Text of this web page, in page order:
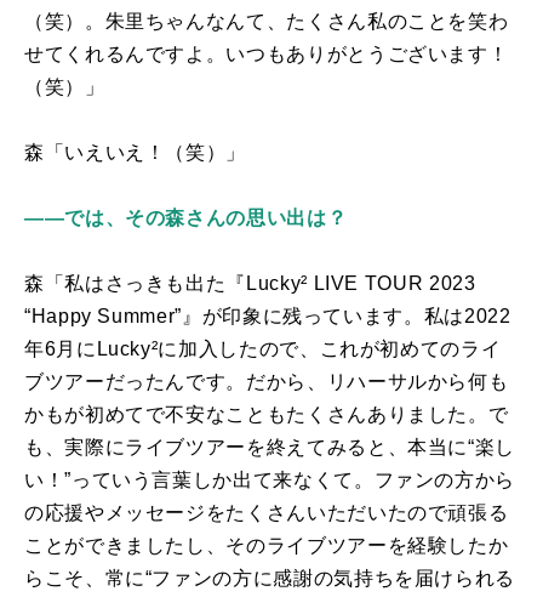
（笑）。朱里ちゃんなんて、たくさん私のことを笑わ
せてくれるんですよ。いつもありがとうございます！
（笑）」
森「いえいえ！（笑）」
――では、その森さんの思い出は？
森「私はさっきも出た『 Lucky² LIVE TOUR 2023
“Happy Summer” 』が印象に残っています。私は2022
年6月に Lucky²に加入したので、これが初めてのライ
ブツアーだったんです。だから、リハーサルから何も
かもが初めてで不安なこともたくさんありました。で
も、実際にライブツアーを終えてみると、本当に“楽し
い！”っていう言葉しか出て来なくて。ファンの方から
の応援やメッセージをたくさんいただいたので頑張る
ことができましたし、そのライブツアーを経験したか
らこそ、常に“ファンの方に感謝の気持ちを届けられる